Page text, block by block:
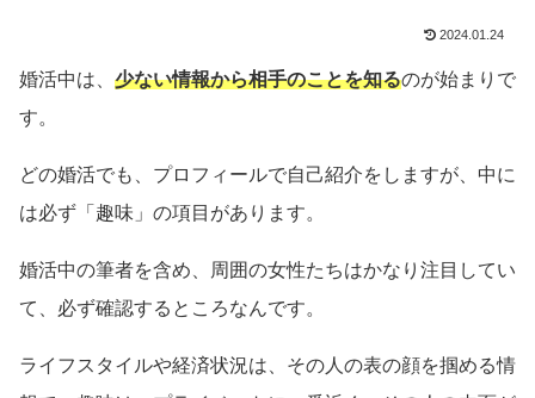
2024.01.24
婚活中は、 少ない情報から相手のことを知るのが始まりで
す。
どの婚活でも、プロフィールで自己紹介をしますが、中に
は必ず「趣味」の項目があります。
婚活中の筆者を含め、周囲の女性たちはかなり注目してい
て、必ず確認するところなんです。
ライフスタイルや経済状況は、その人の表の顔を掴める情